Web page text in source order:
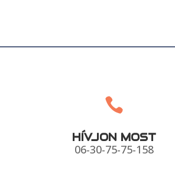

HÍVJON MOST
06-30-75-75-158